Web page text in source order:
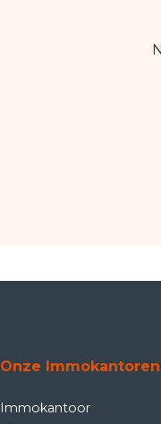
Onze Immokantoren
Immokantoor